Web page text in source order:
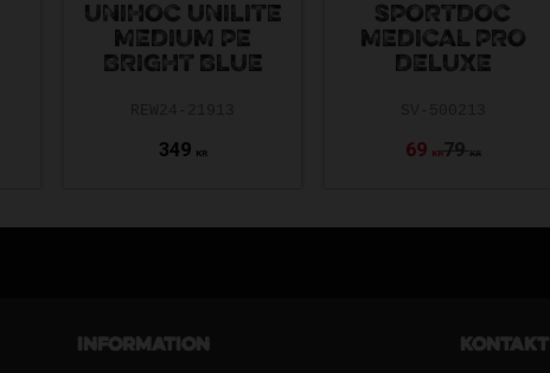
UNIHOC UNILITE
MEDIUM PE
BRIGHT BLUE
349 KR
SPORTDOC
MEDICAL PRO
DELUXE
69 KR79 KR
Information Kontakt